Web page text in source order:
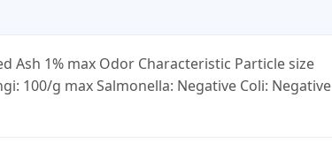
Ash 1% max Odor Characteristic Particle size
100/g max Salmonella: Negative Coli: Negative